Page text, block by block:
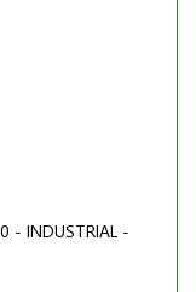
- INDUSTRIAL -